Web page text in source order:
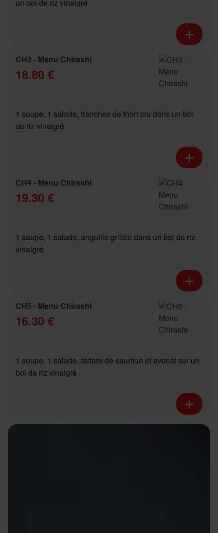
un bol de riz vinaigré
CH3 - Menu Chirashi
18.80 €
1 soupe, 1 salade, tranches de thon cru dans un bol
de riz vinaigré
CH4 - Menu Chirashi
19.30 €
1 soupe, 1 salade, anguille grillée dans un bol de riz
vinaigré
CH5 - Menu Chirashi
16.30 €
1 soupe, 1 salade, tartare de saumon et avocat sur un
bol de riz vinaigré